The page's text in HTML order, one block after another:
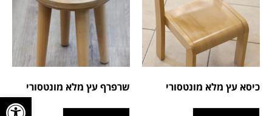
פתח
כיסא עץ מלא מונטסורי שרפרף עץ מלא מונטסורי